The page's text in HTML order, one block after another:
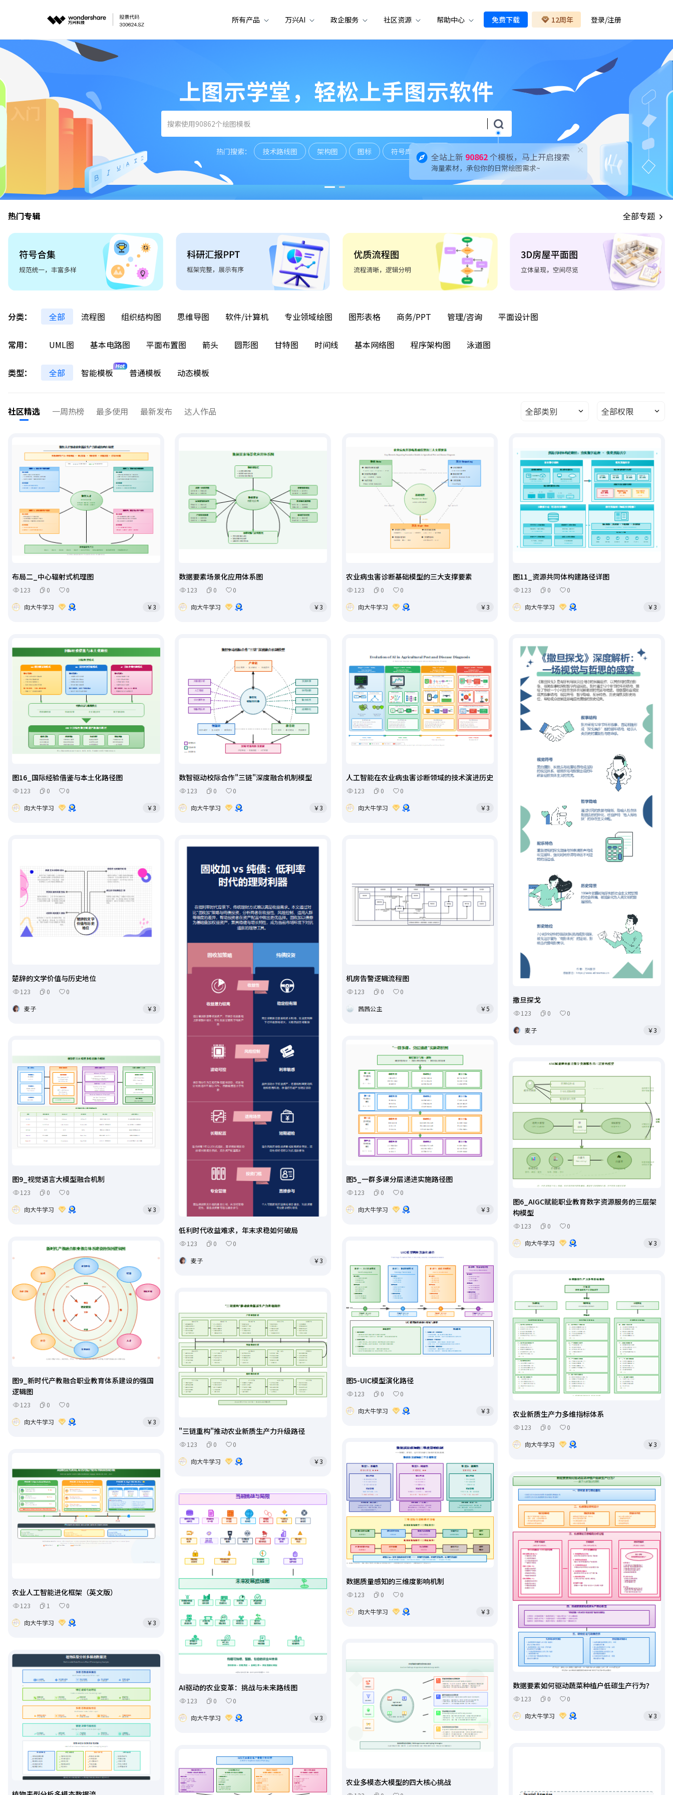
所有产品 万兴AI 政企服务 社区资源 帮助中心 免费下载 12周年 登录/注册
上图示学堂，轻松上手图示软件
全站上新 90862个模板，马上开启搜索
海量素材，承包你的日常绘图需求~
热门搜索： 技术路线图 架构图 图标 符号库 符号
热门专辑 全部专题
分类： 全部 流程图 组织结构图 思维导图 软件/计算机 专业领域绘图 图形表格 商务/PPT 管理/咨询 平面设计图
常用： UML图 基本电路图 平面布置图 箭头 圆形图 甘特图 时间线 基本网络图 程序架构图 泳道图
类型： 全部 智能模板 普通模板 动态模板
社区精选 一周热榜 最多使用 最新发布 达人作品 全部类别 全部权限
布局二_中心辐射式机理图
123 0
0
向大牛学习
￥3
数据要素场景化应用体系图
123 0
0
向大牛学习
￥3
农业病虫害诊断基础模型的三大支撑要素
123 0
0
向大牛学习
￥3
图11_资源共同体构建路径详图
123 0
0
向大牛学习
￥3
图16_国际经验借鉴与本土化路径图
123 0
0
向大牛学习
￥3
数智驱动校际合作"三链"深度融合机制模型
123 0
0
向大牛学习
￥3
人工智能在农业病虫害诊断领域的技术演进历史
123 0
0
向大牛学习
￥3
撒旦探戈
123 0
0
麦子
￥3
楚辞的文学价值与历史地位
123 0
0
麦子
￥3
低利时代收益难求，年末求稳如何破局
123 0
0
麦子
￥3
机房告警逻辑流程图
123 0
0
茜茜公主
￥5
图9_视觉语言大模型融合机制
123 0
0
向大牛学习
￥3
图5_一群多课分层递进实施路径图
123 0
0
向大牛学习
￥3
图6_AIGC赋能职业教育数字资源服务的三层架
构模型
123 0
0
向大牛学习
￥3
图9_新时代产教融合职业教育体系建设的强国
逻辑图
123 0
0
向大牛学习
￥3
图5-UIC模型演化路径
123 0
0
向大牛学习
￥3 农业新质生产力多维指标体系
123 0
0
向大牛学习
￥3
"三链重构"推动农业新质生产力升级路径
123 0
0
向大牛学习
￥3
数据质量感知的三维度影响机制
123 0
0
向大牛学习
￥3
农业人工智能进化框架（英文版）
123 1
0
向大牛学习
￥3
数据要素如何驱动蔬菜种植户低碳生产行为？
123 0
0
向大牛学习
￥3
AI驱动的农业变革：挑战与未来路线图
123 0
0
向大牛学习
￥3
农业多模态大模型的四大核心挑战